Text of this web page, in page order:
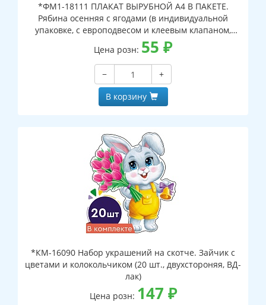
*ФМ1-18111 ПЛАКАТ ВЫРУБНОЙ А4 В ПАКЕТЕ.
Рябина осенняя с ягодами (в индивидуальной
упаковке, с европодвесом и клеевым клапаном,
двухсторонний, ВД-лак)
Цена розн: 55 ₽
−
+
В корзину
*КМ-16090 Набор украшений на скотче. Зайчик с
цветами и колокольчиком (20 шт., двухстороняя, ВД-
лак)
Цена розн: 147 ₽